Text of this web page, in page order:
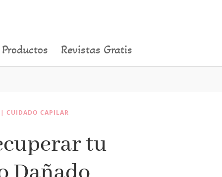
Productos Revistas Gratis
CUIDADO CAPILAR
tu